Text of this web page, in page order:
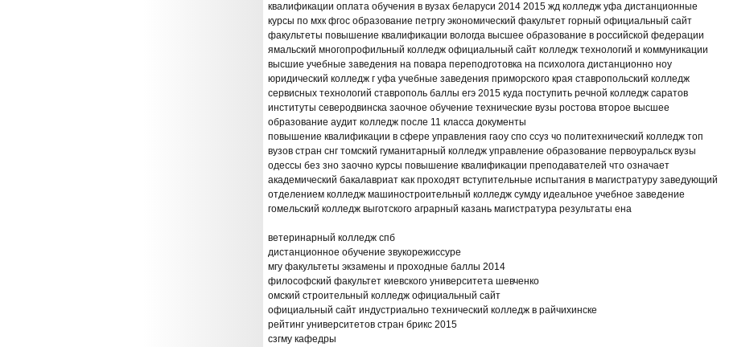
квалификации оплата обучения в вузах беларуси 2014 2015 жд колледж уфа дистанционные
курсы по мхк фгос образование петргу экономический факультет горный официальный сайт
факультеты повышение квалификации вологда высшее образование в российской федерации
ямальский многопрофильный колледж официальный сайт колледж технологий и коммуникации
высшие учебные заведения на повара переподготовка на психолога дистанционно ноу
юридический колледж г уфа учебные заведения приморского края ставропольский колледж
сервисных технологий ставрополь баллы егэ 2015 куда поступить речной колледж саратов
институты северодвинска заочное обучение технические вузы ростова второе высшее
образование аудит колледж после 11 класса документы
повышение квалификации в сфере управления гаоу спо ссуз чо политехнический колледж топ
вузов стран снг томский гуманитарный колледж управление образование первоуральск вузы
одессы без зно заочно курсы повышение квалификации преподавателей что означает
академический бакалавриат как проходят вступительные испытания в магистратуру заведующий
отделением колледж машиностроительный колледж сумду идеальное учебное заведение
гомельский колледж выготского аграрный казань магистратура результаты ена
ветеринарный колледж спб
дистанционное обучение звукорежиссуре
мгу факультеты экзамены и проходные баллы 2014
философский факультет киевского университета шевченко
омский строительный колледж официальный сайт
официальный сайт индустриально технический колледж в райчихинске
рейтинг университетов стран брикс 2015
сзгму кафедры